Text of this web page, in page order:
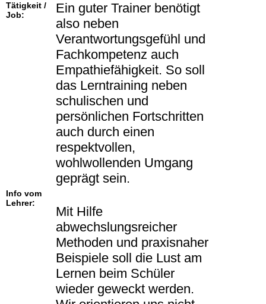
Tätigkeit /
Job:
Ein guter Trainer benötigt
also neben
Verantwortungsgefühl und
Fachkompetenz auch
Empathiefähigkeit. So soll
das Lerntraining neben
schulischen und
persönlichen Fortschritten
auch durch einen
respektvollen,
wohlwollenden Umgang
geprägt sein.
Info vom
Lehrer:
Mit Hilfe
abwechslungsreicher
Methoden und praxisnaher
Beispiele soll die Lust am
Lernen beim Schüler
wieder geweckt werden.